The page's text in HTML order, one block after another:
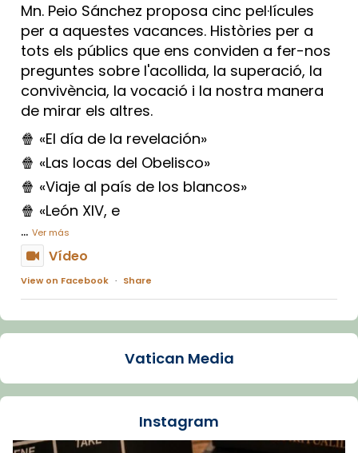
Mn. Peio Sánchez proposa cinc pel·lícules
per a aquestes vacances. Històries per a
tots els públics que ens conviden a fer-nos
preguntes sobre l'acollida, la superació, la
convivència, la vocació i la nostra manera
de mirar els altres.
🍿 «El día de la revelación»
🍿 «Las locas del Obelisco»
🍿 «Viaje al país de los blancos»
🍿 «León XIV, e
... Ver más
Vídeo
View on Facebook · Share
Arquebisbat de Barcelona
La Carmina va patir depressió. Fa gairebé
dos mesos, a l'Estadi Lluís Companys, la
Vatican Media
Instagram